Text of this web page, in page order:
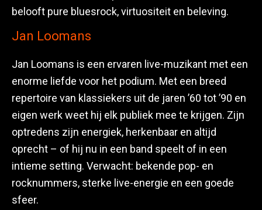
belooft pure bluesrock, virtuositeit en beleving.
Jan Loomans
Jan Loomans is een ervaren live-muzikant met een
enorme liefde voor het podium. Met een breed
repertoire van klassiekers uit de jaren ’60 tot ’90 en
eigen werk weet hij elk publiek mee te krijgen. Zijn
optredens zijn energiek, herkenbaar en altijd
oprecht – of hij nu in een band speelt of in een
intieme setting. Verwacht: bekende pop- en
rocknummers, sterke live-energie en een goede
sfeer.